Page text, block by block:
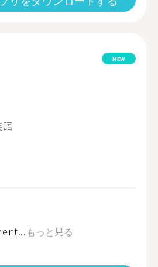
NEW
語
もっと見る